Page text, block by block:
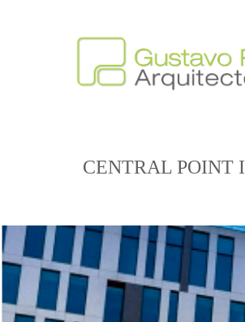
CENTRAL POINT I